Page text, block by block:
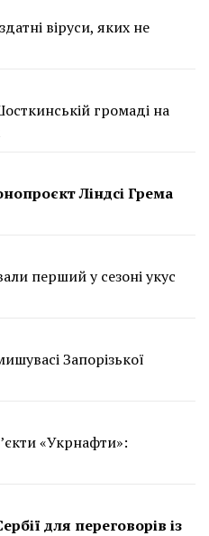
віруси, яких не
громаді на
Ліндсі Грема
перший у сезоні укус
Запорізької
«Укрнафти»:
для переговорів із